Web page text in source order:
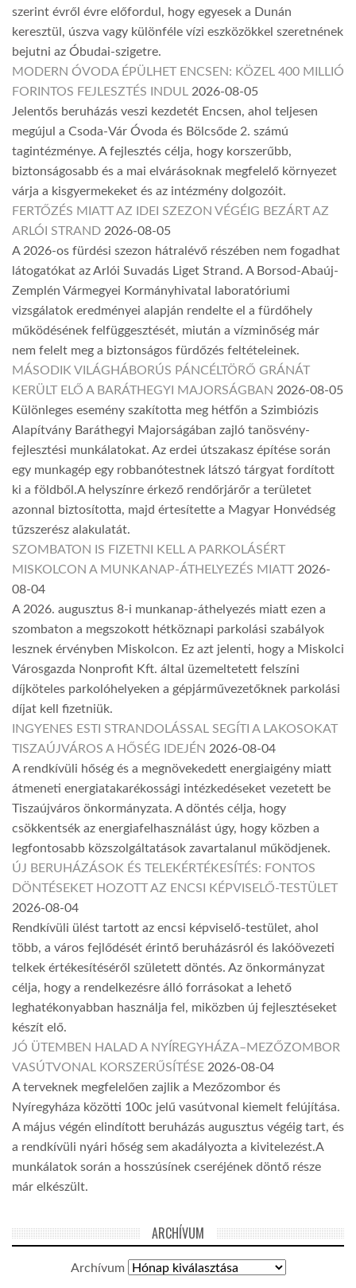
szerint évről évre előfordul, hogy egyesek a Dunán
keresztül, úszva vagy különféle vízi eszközökkel szeretnének
bejutni az Óbudai-szigetre.
MODERN ÓVODA ÉPÜLHET ENCSEN: KÖZEL 400 MILLIÓ
FORINTOS FEJLESZTÉS INDUL 2026-08-05
Jelentős beruházás veszi kezdetét Encsen, ahol teljesen
megújul a Csoda-Vár Óvoda és Bölcsőde 2. számú
tagintézménye. A fejlesztés célja, hogy korszerűbb,
biztonságosabb és a mai elvárásoknak megfelelő környezet
várja a kisgyermekeket és az intézmény dolgozóit.
FERTŐZÉS MIATT AZ IDEI SZEZON VÉGÉIG BEZÁRT AZ
ARLÓI STRAND 2026-08-05
A 2026-os fürdési szezon hátralévő részében nem fogadhat
látogatókat az Arlói Suvadás Liget Strand. A Borsod-Abaúj-
Zemplén Vármegyei Kormányhivatal laboratóriumi
vizsgálatok eredményei alapján rendelte el a fürdőhely
működésének felfüggesztését, miután a vízminőség már
nem felelt meg a biztonságos fürdőzés feltételeinek.
MÁSODIK VILÁGHÁBORÚS PÁNCÉLTÖRŐ GRÁNÁT
KERÜLT ELŐ A BARÁTHEGYI MAJORSÁGBAN 2026-08-05
Különleges esemény szakította meg hétfőn a Szimbiózis
Alapítvány Baráthegyi Majorságában zajló tanösvény-
fejlesztési munkálatokat. Az erdei útszakasz építése során
egy munkagép egy robbanótestnek látszó tárgyat fordított
ki a földből.A helyszínre érkező rendőrjárőr a területet
azonnal biztosította, majd értesítette a Magyar Honvédség
tűzszerész alakulatát.
SZOMBATON IS FIZETNI KELL A PARKOLÁSÉRT
MISKOLCON A MUNKANAP-ÁTHELYEZÉS MIATT 2026-
08-04
A 2026. augusztus 8-i munkanap-áthelyezés miatt ezen a
szombaton a megszokott hétköznapi parkolási szabályok
lesznek érvényben Miskolcon. Ez azt jelenti, hogy a Miskolci
Városgazda Nonprofit Kft. által üzemeltetett felszíni
díjköteles parkolóhelyeken a gépjárművezetőknek parkolási
díjat kell fizetniük.
INGYENES ESTI STRANDOLÁSSAL SEGÍTI A LAKOSOKAT
TISZAÚJVÁROS A HŐSÉG IDEJÉN 2026-08-04
A rendkívüli hőség és a megnövekedett energiaigény miatt
átmeneti energiatakarékossági intézkedéseket vezetett be
Tiszaújváros önkormányzata. A döntés célja, hogy
csökkentsék az energiafelhasználást úgy, hogy közben a
legfontosabb közszolgáltatások zavartalanul működjenek.
ÚJ BERUHÁZÁSOK ÉS TELEKÉRTÉKESÍTÉS: FONTOS
DÖNTÉSEKET HOZOTT AZ ENCSI KÉPVISELŐ-TESTÜLET
2026-08-04
Rendkívüli ülést tartott az encsi képviselő-testület, ahol
több, a város fejlődését érintő beruházásról és lakóövezeti
telkek értékesítéséről született döntés. Az önkormányzat
célja, hogy a rendelkezésre álló forrásokat a lehető
leghatékonyabban használja fel, miközben új fejlesztéseket
készít elő.
JÓ ÜTEMBEN HALAD A NYÍREGYHÁZA–MEZŐZOMBOR
VASÚTVONAL KORSZERŰSÍTÉSE 2026-08-04
A terveknek megfelelően zajlik a Mezőzombor és
Nyíregyháza közötti 100c jelű vasútvonal kiemelt felújítása.
A május végén elindított beruházás augusztus végéig tart, és
a rendkívüli nyári hőség sem akadályozta a kivitelezést.A
munkálatok során a hosszúsínek cseréjének döntő része
már elkészült.
ARCHÍVUM
Archívum